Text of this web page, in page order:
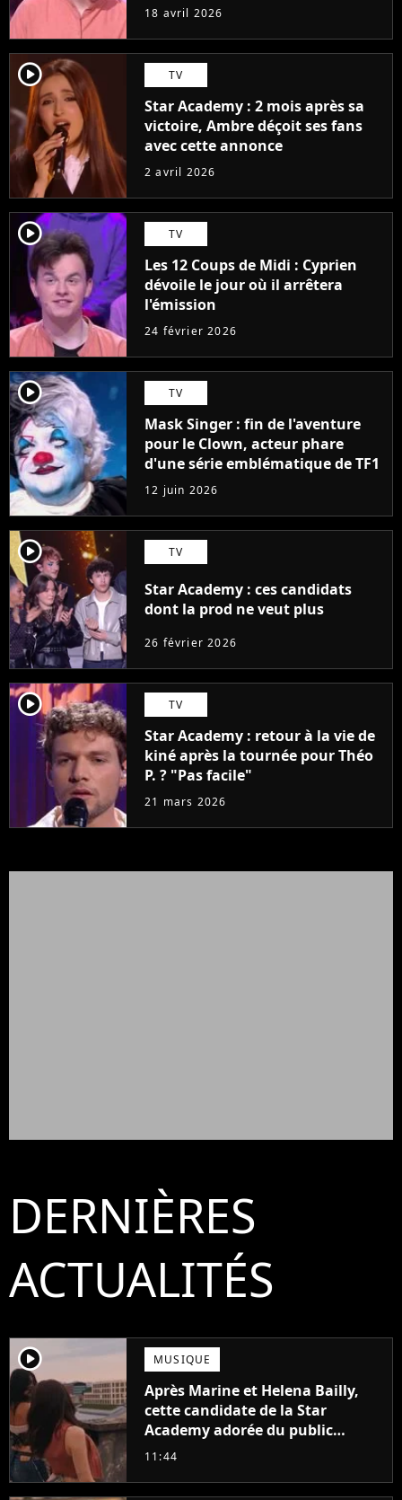
plus"
18 avril 2026
player2 TV
Star Academy : 2 mois après sa
victoire, Ambre déçoit ses fans
avec cette annonce
2 avril 2026
player2 TV
Les 12 Coups de Midi : Cyprien
dévoile le jour où il arrêtera
l'émission
24 février 2026
player2 TV
Mask Singer : fin de l'aventure
pour le Clown, acteur phare
d'une série emblématique de TF1
12 juin 2026
player2 TV
Star Academy : ces candidats
dont la prod ne veut plus
26 février 2026
player2 TV
Star Academy : retour à la vie de
kiné après la tournée pour Théo
P. ? "Pas facile"
21 mars 2026
DERNIÈRES
ACTUALITÉS
player2 MUSIQUE
Après Marine et Helena Bailly,
cette candidate de la Star
Academy adorée du public
annonce son premier album,
11:44